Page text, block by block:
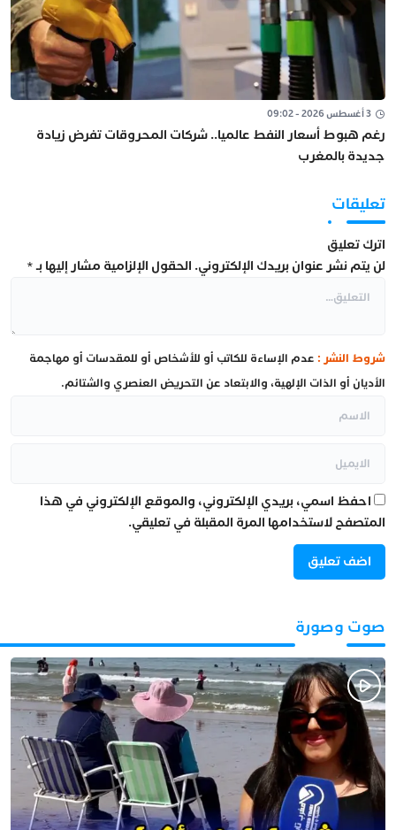
3 أغسطس 2026 - 09:02
رغم هبوط أسعار النفط عالميا.. شركات المحروقات تفرض زيادة
جديدة بالمغرب
تعليقات
اترك تعليق
لن يتم نشر عنوان بريدك الإلكتروني. الحقول الإلزامية مشار إليها بـ*
شروط النشر : عدم الإساءة للكاتب أو للأشخاص أو للمقدسات أو مهاجمة
الأديان أو الذات الإلهية، والابتعاد عن التحريض العنصري والشتائم.
احفظ اسمي، بريدي الإلكتروني، والموقع الإلكتروني في هذا
المتصفح لاستخدامها المرة المقبلة في تعليقي.
صوت وصورة